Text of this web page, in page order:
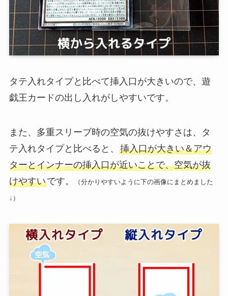
タテ入れタイプと比べて挿入口が大きいので、遊
戯王カードの出し入れがしやすいです。
また、多重スリーブ時の空気の抜けやすさは、タ
テ入れタイプと比べると、 挿入口が大きい＆アウ
ターとインナーの挿入口が近いことで、空気が抜
けやすいです。 （分かりやすいように下の画像にまとめました
↓）